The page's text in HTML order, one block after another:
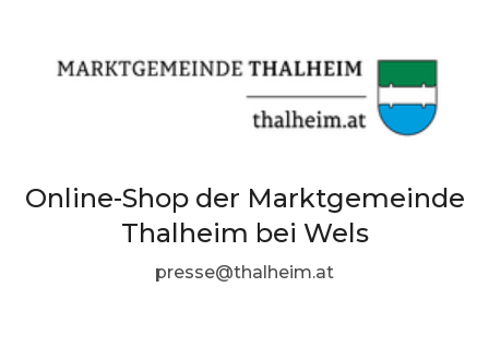
Online-Shop der Marktgemeinde
Thalheim bei Wels
presse@thalheim.at